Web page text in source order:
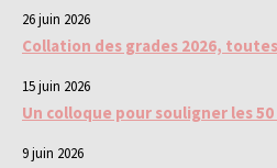
26 juin 2026
Collation des grades 2026,
15 juin 2026
Un colloque pour souligner les 50
9 juin 2026